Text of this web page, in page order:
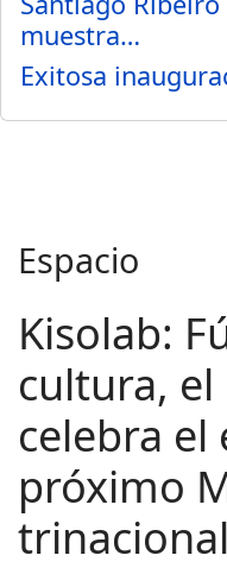
muestra…
Exitosa
Espacio
Kisolab:
cultura,
celebra
próximo
trinacional